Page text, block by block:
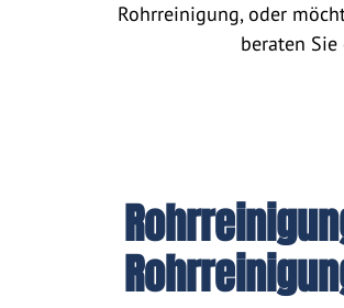
Rohrreinigung, oder
beraten Sie